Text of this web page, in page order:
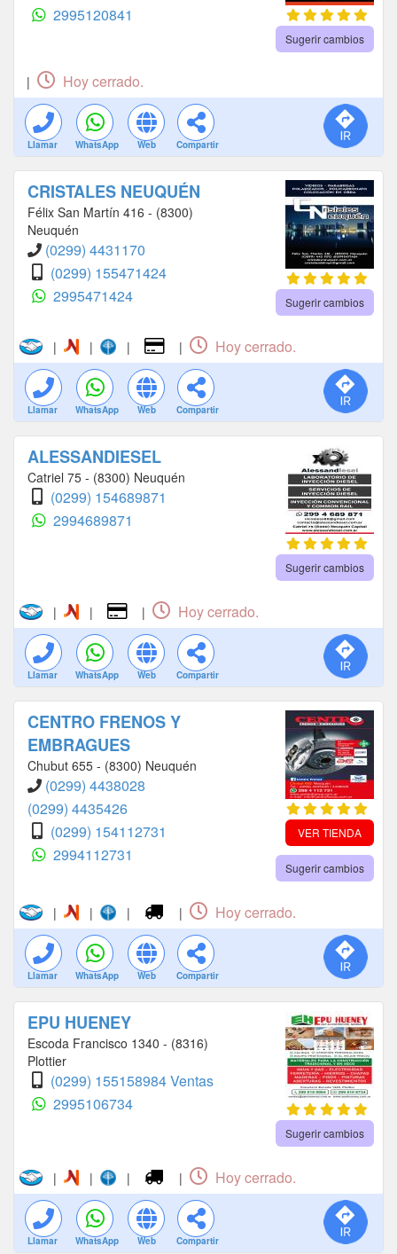
2995120841
Sugerir cambios
| Hoy cerrado.
Llamar WhatsApp Web Compartir
CRISTALES NEUQUÉN
Félix San Martín 416 - (8300)
Neuquén
(0299) 4431170
(0299) 155471424
2995471424
Sugerir cambios
| | | | Hoy cerrado.
Llamar WhatsApp Web Compartir
ALESSANDIESEL
Catriel 75 - (8300) Neuquén
(0299) 154689871
2994689871
Sugerir cambios
| | | Hoy cerrado.
Llamar WhatsApp Web Compartir
CENTRO FRENOS Y
EMBRAGUES
Chubut 655 - (8300) Neuquén
(0299) 4438028
(0299) 4435426
(0299) 154112731
2994112731
VER TIENDA
Sugerir cambios
| | | | Hoy cerrado.
Llamar WhatsApp Web Compartir
EPU HUENEY
Escoda Francisco 1340 - (8316)
Plottier
(0299) 155158984 Ventas
2995106734
Sugerir cambios
| | | | Hoy cerrado.
Llamar WhatsApp Web Compartir